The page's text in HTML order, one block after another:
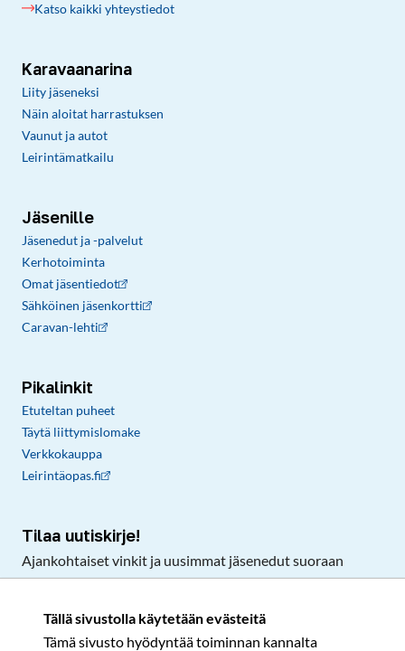
Tällä sivustolla käytetään evästeitä
Tämä sivusto hyödyntää toiminnan kannalta
Katso kaikki yhteystiedot
Karavaanarina
Liity jäseneksi
Näin aloitat harrastuksen
Vaunut ja autot
Leirintämatkailu
Jäsenille
Jäsenedut ja -palvelut
Kerhotoiminta
Omat jäsentiedot
Sähköinen jäsenkortti
Caravan-lehti
Pikalinkit
Etuteltan puheet
Täytä liittymislomake
Verkkokauppa
Leirintäopas.fi
Tilaa uutiskirje!
Ajankohtaiset vinkit ja uusimmat jäsenedut suoraan